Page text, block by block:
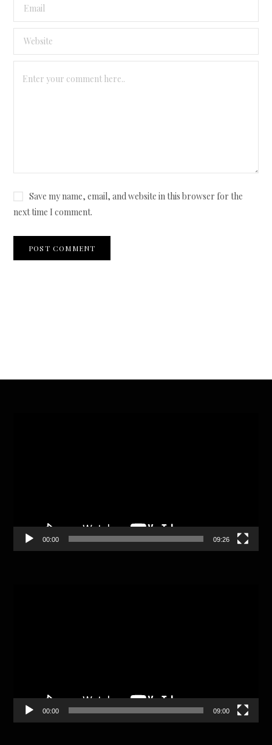
Save my name, email, and website in this browser for the
next time I comment.
00:00 09:26
00:00 09:00